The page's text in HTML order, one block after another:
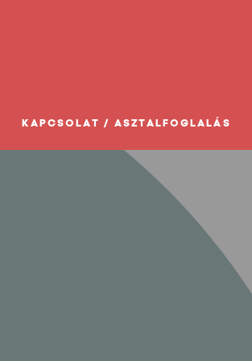
KAPCSOLAT / ASZTALFOGLALÁS